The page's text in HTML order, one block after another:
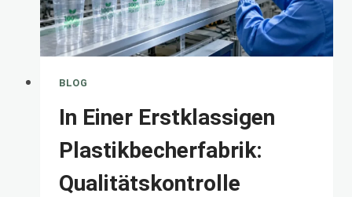
BLOG
In Einer Erstklassigen
Plastikbecherfabrik:
Qualitätskontrolle